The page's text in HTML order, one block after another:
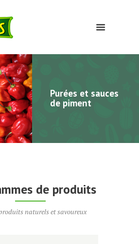
Purées et sauces
de piment
de produits
naturels et savoureux